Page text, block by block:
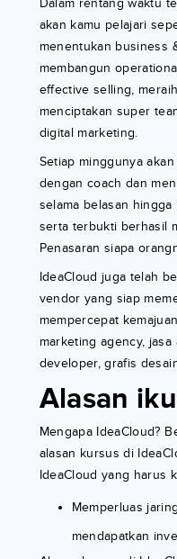
Dalam rentang waktu
akan kamu pelajari
menentukan business
membangun
effective selling,
menciptakan super
digital marketing.
Setiap minggunya
dengan coach dan
selama belasan
serta terbukti berhasil
Penasaran siapa
IdeaCloud juga telah
vendor yang siap
mempercepat
marketing agency,
developer, grafis
Alasan
Mengapa IdeaCloud?
alasan kursus di
IdeaCloud yang harus
Memperluas
mendapatkan